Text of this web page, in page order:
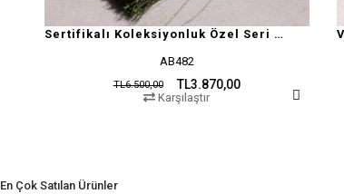
Sertifikalı Koleksiyonluk Özel Seri Damla Kehribar
En Çok Satılan Ürünler